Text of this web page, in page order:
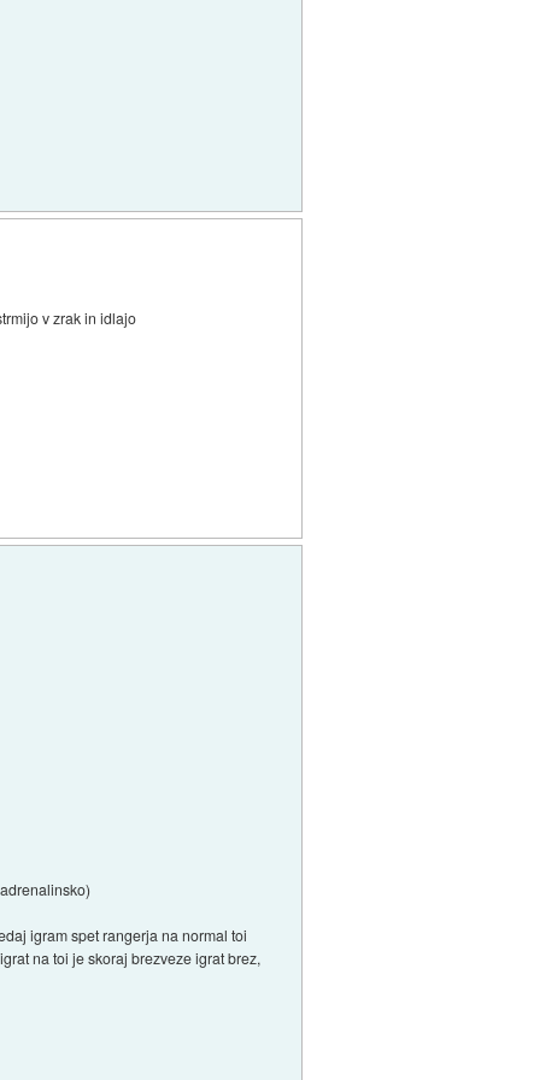
v zrak in idlajo
igram spet rangerja na normal toi
na toi je skoraj brezveze igrat brez,